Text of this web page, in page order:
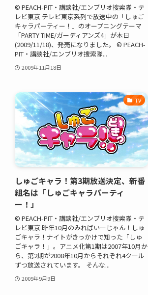
© PEACH-PIT・講談社/エンブリオ捜索隊・テ
レビ東京 テレビ東京系列で放送中の「しゅご
キャラパーティー！」のオープニングテーマ
「PARTY TIME/ガーディアンズ4」が本日
(2009/11/18)、発売になりました。 © PEACH-
PIT・講談社/エンブリオ捜索隊...
2009年11月18日
TV
しゅごキャラ！第3期放送決定、新番
組名は「しゅごキャラパーティ
ー！」
© PEACH-PIT・講談社/エンブリオ捜索隊・テ
レビ東京 昨年10月のみればいーじゃん！しゅ
ごキャラ！ナイトがきっかけで知った「しゅ
ごキャラ！」。アニメ化第1期は2007年10月か
ら、第2期が2008年10月からそれぞれ4クール
ずつ放送されています。 そんな...
2009年9月9日